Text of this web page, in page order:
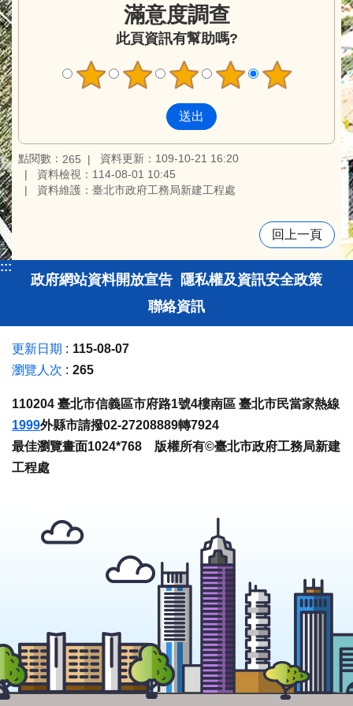
滿意度調查
此頁資訊有幫助嗎?
點閱數： 265
資料更新：109-10-21 16:20
資料檢視：114-08-01 10:45
資料維護：臺北市政府工務局新建工程處
回上一頁
:::
政府網站資料開放宣告 隱私權及資訊安全政策
聯絡資訊
更新日期
115-08-07
瀏覽人次
265
110204 臺北市信義區市府路1號4樓南區 臺北市民當家熱線
1999外縣市請撥02-27208889轉7924
最佳瀏覽畫面1024*768 版權所有©臺北市政府工務局新建
工程處